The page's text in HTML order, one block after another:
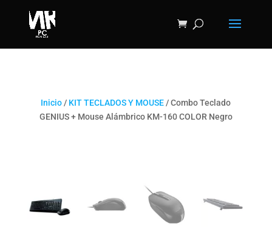
Inicio / KIT TECLADOS Y MOUSE / Combo Teclado
GENIUS + Mouse Alámbrico KM-160 COLOR Negro